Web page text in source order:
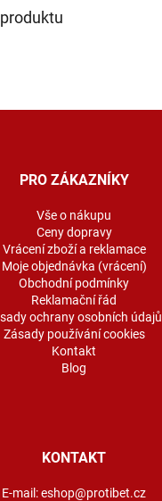
PRO ZÁKAZNÍKY
Vše o nákupu
Ceny dopravy
Vrácení zboží a reklamace
Moje objednávka (vrácení)
Obchodní podmínky
Reklamační řád
ochrany osobních údajů
Zásady používání cookies
Kontakt
Blog
KONTAKT
E-mail:eshop@protibet.cz